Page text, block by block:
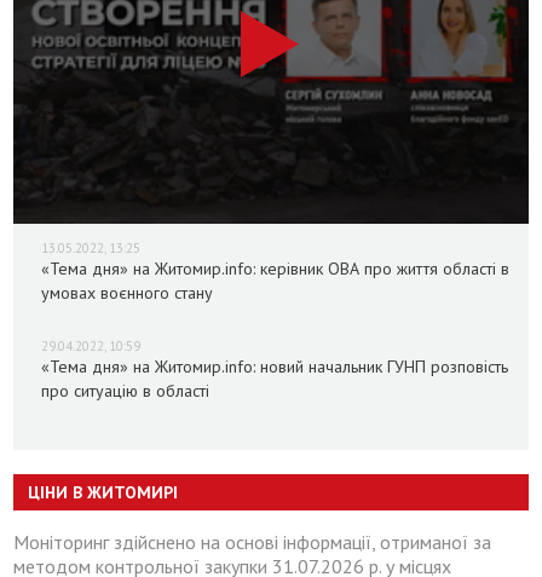
13.05.2022, 13:25
«Тема дня» на Житомир.info: керівник ОВА про життя області в
умовах воєнного стану
29.04.2022, 10:59
«Тема дня» на Житомир.info: новий начальник ГУНП розповість
про ситуацію в області
ЦІНИ В ЖИТОМИРІ
Моніторинг здійснено на основі інформації, отриманої за
методом контрольної закупки 31.07.2026 р. у місцях